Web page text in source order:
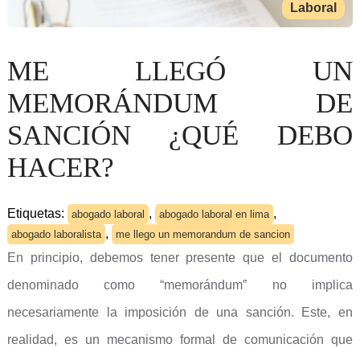
Laboral
ME LLEGÓ UN
MEMORÁNDUM DE
SANCIÓN ¿QUÉ DEBO
HACER?
Etiquetas: abogado laboral , abogado laboral en lima ,
abogado laboralista , me llego un memorandum de sancion
En principio, debemos tener presente que el documento
denominado como “memorándum” no implica
necesariamente la imposición de una sanción. Este, en
realidad, es un mecanismo formal de comunicación que